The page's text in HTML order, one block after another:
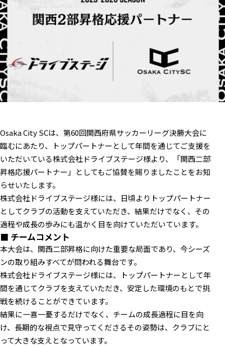
Osaka City SCは、第60回関西府県サッカーリーグ決勝大会に
臨むにあたり、トップパートナーとして年間を通じてご支援を
いただいている株式会社ドライブステージ様より、「関西二部
昇格応援パートナー」としてもご協賛を賜りましたことをお知
らせいたします。
株式会社ドライブステージ様には、日頃よりトップパートナー
としてクラブの活動を支えていただき、結果だけでなく、その
過程や成長の歩みにも温かく目を向けていただいています。
■ チームコメント
本大会は、関西二部昇格に向けた重要な局面であり、今シーズ
ンの取り組みすべてが問われる舞台です。
株式会社ドライブステージ様には、トップパートナーとして年
間を通じてクラブを支えていただき、安定した環境のもとで挑
戦を続けることができています。
結果に一喜一憂するだけでなく、チームの成長過程に目を向
け、長期的な視点で見守ってくださるその姿勢は、クラブにと
って大きな支えとなっています。